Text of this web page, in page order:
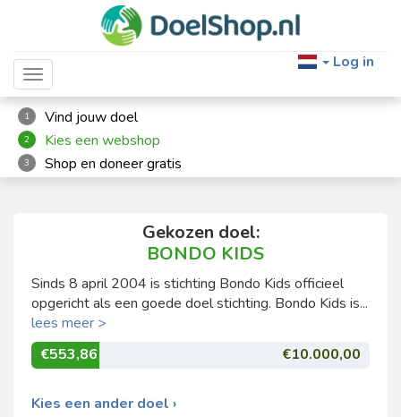
Toggle navigation
Log in
1 Vind jouw doel
2 Kies een webshop
3 Shop en doneer gratis
Gekozen doel:
BONDO KIDS
Sinds 8 april 2004 is stichting Bondo Kids officieel
opgericht als een goede doel stichting. Bondo Kids is...
lees meer >
€553,86
€10.000,00
Kies een ander doel ›